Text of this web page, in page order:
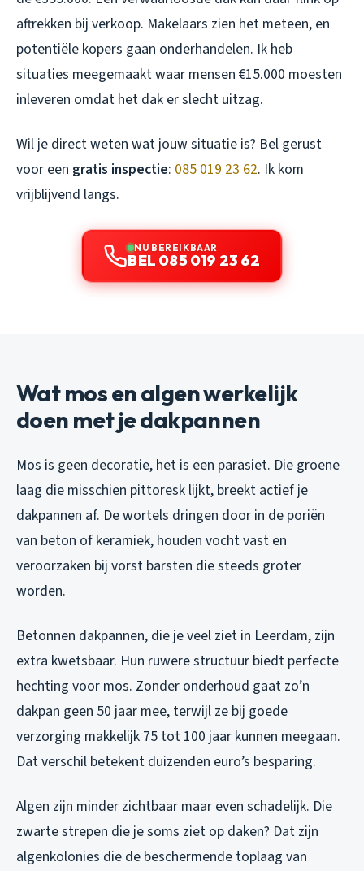
aftrekken bij verkoop. Makelaars zien het meteen, en
potentiële kopers gaan onderhandelen. Ik heb
situaties meegemaakt waar mensen €15.000 moesten
inleveren omdat het dak er slecht uitzag.
Wil je direct weten wat jouw situatie is? Bel gerust
voor een gratis inspectie: 085 019 23 62. Ik kom
vrijblijvend langs.
NU BEREIKBAAR
BEL 085 019 23 62
Wat mos en algen werkelijk
doen met je dakpannen
Mos is geen decoratie, het is een parasiet. Die groene
laag die misschien pittoresk lijkt, breekt actief je
dakpannen af. De wortels dringen door in de poriën
van beton of keramiek, houden vocht vast en
veroorzaken bij vorst barsten die steeds groter
worden.
Betonnen dakpannen, die je veel ziet in Leerdam, zijn
extra kwetsbaar. Hun ruwere structuur biedt perfecte
hechting voor mos. Zonder onderhoud gaat zo’n
dakpan geen 50 jaar mee, terwijl ze bij goede
verzorging makkelijk 75 tot 100 jaar kunnen meegaan.
Dat verschil betekent duizenden euro’s besparing.
Algen zijn minder zichtbaar maar even schadelijk. Die
zwarte strepen die je soms ziet op daken? Dat zijn
algenkolonies die de beschermende toplaag van